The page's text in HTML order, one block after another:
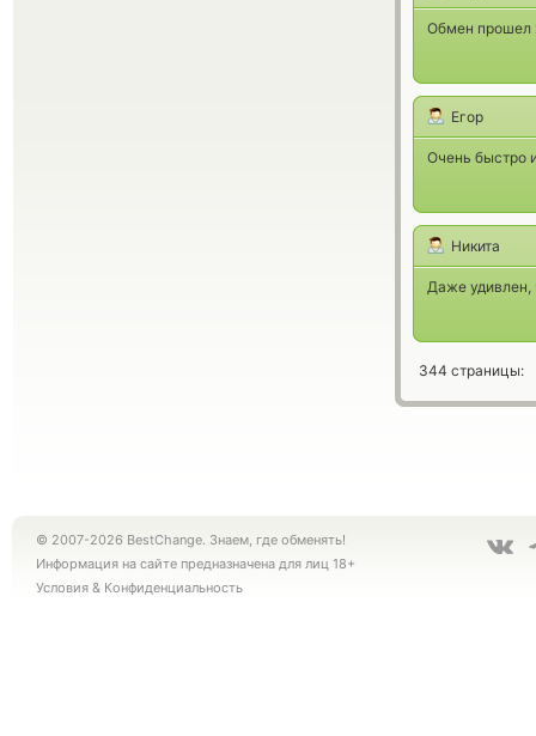
Обмен прошел
Егор
Очень быстро
Никита
Даже удивлен,
344 страницы:
© 2007-2026 BestChange. Знаем, где обменять!
Информация на сайте предназначена для лиц 18+
Условия & Конфиденциальность